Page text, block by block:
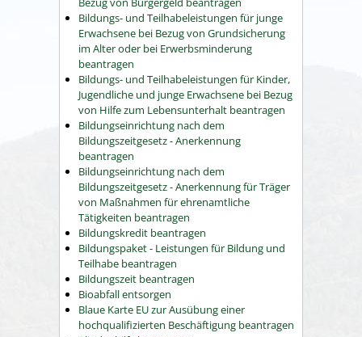
Bildungs- und Teilhabeleistungen für junge
Erwachsene bei Bezug von Grundsicherung
im Alter oder bei Erwerbsminderung
beantragen
Bildungs- und Teilhabeleistungen für Kinder,
Jugendliche und junge Erwachsene bei Bezug
von Hilfe zum Lebensunterhalt beantragen
Bildungseinrichtung nach dem
Bildungszeitgesetz - Anerkennung
beantragen
Bildungseinrichtung nach dem
Bildungszeitgesetz - Anerkennung für Träger
von Maßnahmen für ehrenamtliche
Tätigkeiten beantragen
Bildungskredit beantragen
Bildungspaket - Leistungen für Bildung und
Teilhabe beantragen
Bildungszeit beantragen
Bioabfall entsorgen
Blaue Karte EU zur Ausübung einer
hochqualifizierten Beschäftigung beantragen